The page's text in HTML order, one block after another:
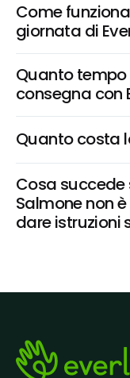
Come
giornata di
Quanto tempo
consegna con
Quanto costa
Cosa succede
Salmone non
dare istruzioni